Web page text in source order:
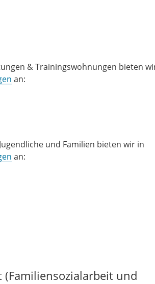
& Trainingswohnungen bieten
an:
und Familien bieten wir in
an:
(Familiensozialarbeit und